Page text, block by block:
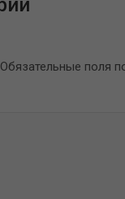
Обязательные поля